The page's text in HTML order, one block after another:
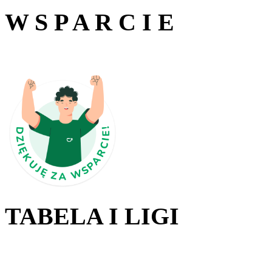
W S P A R C I E
TABELA I LIGI